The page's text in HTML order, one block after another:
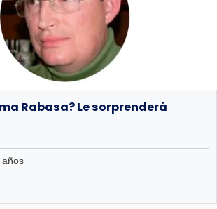
Rabasa? Le sorprenderá